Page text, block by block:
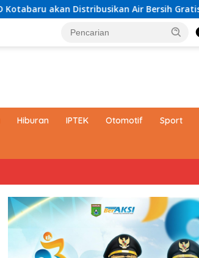
Air Bersih Gratis kepada Masyarakat
Hiburan IPTEK Otomotif Sport